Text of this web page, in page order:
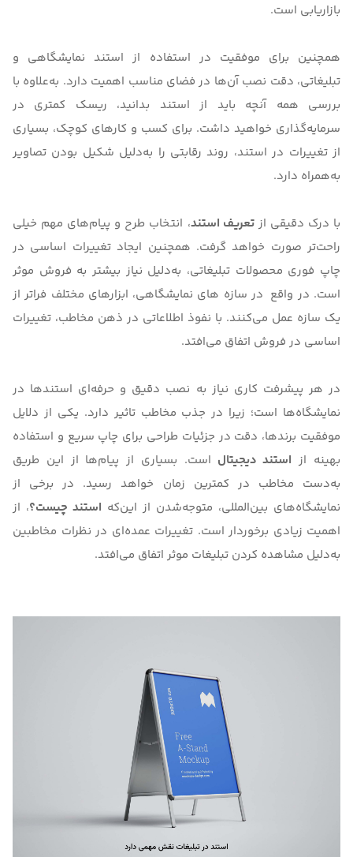
بازاریابی است.
همچنین برای موفقیت در استفاده از استند نمایشگاهی و
تبلیغاتی، دقت نصب آن‌ها در فضای مناسب اهمیت دارد. به‌علاوه با
بررسی
همه آنچه باید از استند بدانید، ریسک کمتری در
سرمایه‌گذاری خواهید داشت. برای کسب و کارهای کوچک، بسیاری
از تغییرات در استند، روند رقابتی را به‌دلیل شکیل بودن تصاویر
به‌همراه دارد.
با درک دقیقی ازتعریف استند، انتخاب طرح و پیام‌های مهم خیلی
راحت‌تر صورت خواهد گرفت. همچنین ایجاد تغییرات اساسی در
چاپ فوری محصولات تبلیغاتی، به‌دلیل نیاز بیشتر به فروش موثر
است. در واقع در سازه های نمایشگاهی، ابزارهای مختلف فراتر از
یک سازه عمل می‌کنند. با نفوذ اطلاعاتی در ذهن مخاطب، تغییرات
اساسی در فروش اتفاق می‌افتد.
در هر پیشرفت کاری نیاز به نصب دقیق و حرفه‌ای استندها در
نمایشگاه‌ها است؛ زیرا در جذب مخاطب تاثیر دارد. یکی از دلایل
موفقیت برندها، دقت در جزئیات طراحی برای چاپ سریع و استفاده
بهینه از استند دیجیتال است. بسیاری از پیام‌ها از این طریق
به‌دست مخاطب در کمترین زمان خواهد رسید. در برخی از
نمایشگاه‌های بین‌المللی، متوجه‌شدن از این‌که استند چیست؟، از
اهمیت زیادی برخوردار است. تغییرات عمده‌ای در نظرات مخاطبین
به‌دلیل مشاهده کردن تبلیغات موثر اتفاق می‌افتد.